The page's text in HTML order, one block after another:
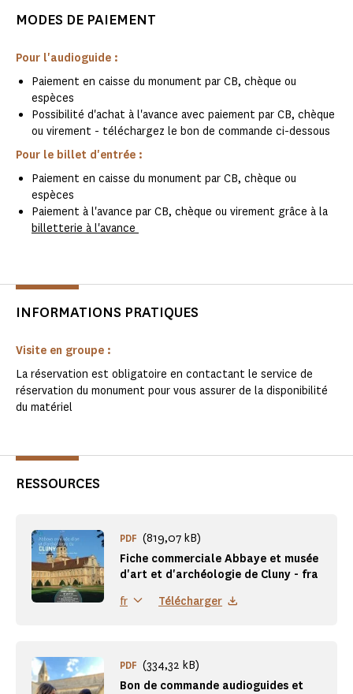
MODES DE PAIEMENT
Pour l'audioguide :
Paiement en caisse du monument par CB, chèque ou
espèces
Possibilité d'achat à l'avance avec paiement par CB, chèque
ou virement - téléchargez le bon de commande ci-dessous
Pour le billet d'entrée :
Paiement en caisse du monument par CB, chèque ou
espèces
Paiement à l'avance par CB, chèque ou virement grâce à la
billetterie à l'avance
INFORMATIONS PRATIQUES
Visite en groupe :
La réservation est obligatoire en contactant le service de
réservation du monument pour vous assurer de la disponibilité
du matériel
RESSOURCES
Fiche commerciale Abbaye et musée
d'art et d'archéologie de Cluny - fra
PDF (819,07 kB)
fr Télécharger
Bon de commande audioguides et
PDF (334,32 kB)